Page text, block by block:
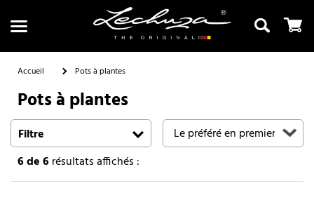
Recherche
Accueil Pots à plantes
Pots à plantes
Filtre
6de 6résultats affichés :